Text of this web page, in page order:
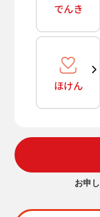
でんき
ほけん
お申